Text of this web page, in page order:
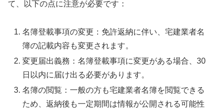
て、以下の点に注意が必要です：
名簿登載事項の変更：免許返納に伴い、宅建業者名
簿の記載内容も変更されます。
変更届出義務：名簿登載事項に変更がある場合、30
日以内に届け出る必要があります。
名簿の閲覧：一般の方も宅建業者名簿を閲覧できる
ため、返納後も一定期間は情報が公開される可能性